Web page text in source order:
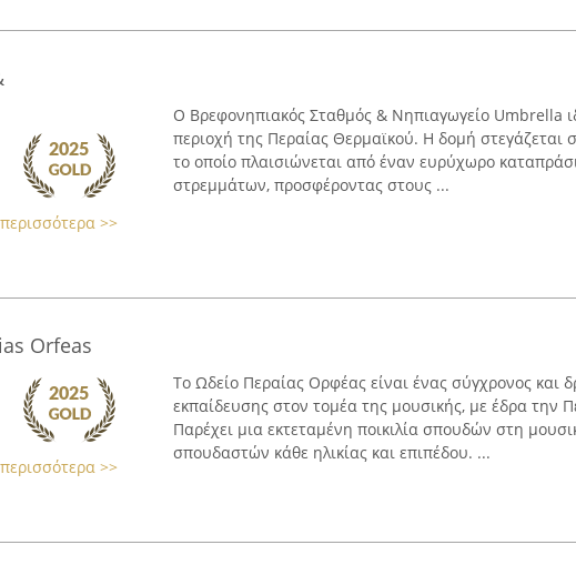
>>
Ο Βρεφονηπιακός Σταθμός & Νηπιαγωγείο Umbrella
περιοχή της Περαίας Θερμαϊκού. Η δομή στεγάζεται
το οποίο πλαισιώνεται από έναν ευρύχωρο
στρεμμάτων, προσφέροντας στους ...
Orfeas
>>
Το Ωδείο Περαίας Ορφέας είναι ένας σύγχρονος και
εκπαίδευσης στον τομέα της μουσικής, με έδρα την
Παρέχει μια εκτεταμένη ποικιλία σπουδών στη
σπουδαστών κάθε ηλικίας και επιπέδου. ...